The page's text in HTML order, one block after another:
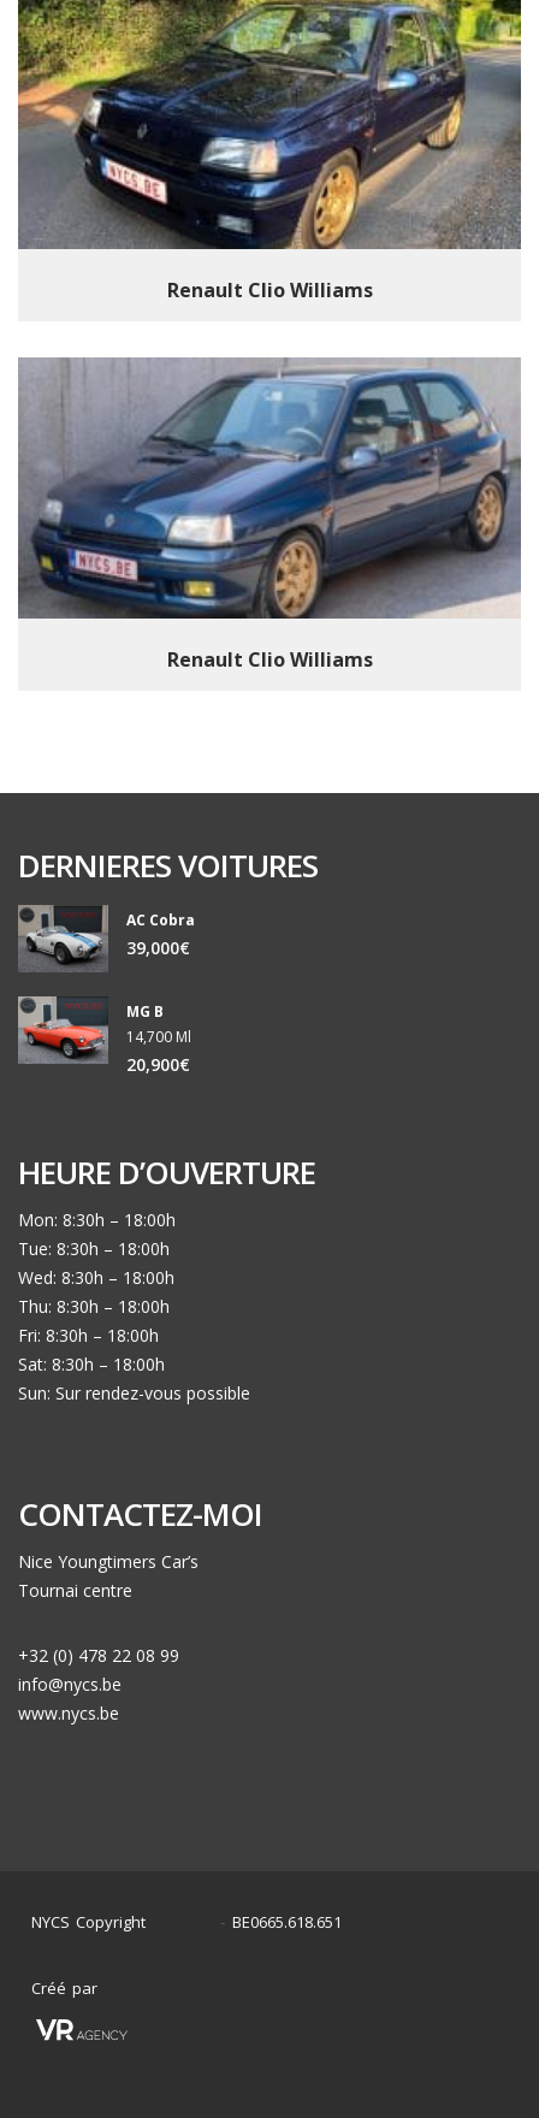
Renault Clio Williams
Renault Clio Williams
DERNIERES VOITURES
AC Cobra
39,000€
MG B
14,700 Ml
20,900€
HEURE D’OUVERTURE
Mon: 8:30h – 18:00h
Tue: 8:30h – 18:00h
Wed: 8:30h – 18:00h
Thu: 8:30h – 18:00h
Fri: 8:30h – 18:00h
Sat: 8:30h – 18:00h
Sun: Sur rendez-vous possible
CONTACTEZ-MOI
Nice Youngtimers Car’s
Tournai centre
+32 (0) 478 22 08 99
info@nycs.be
www.nycs.be
NYCS Copyright - BE0665.618.651
Créé par